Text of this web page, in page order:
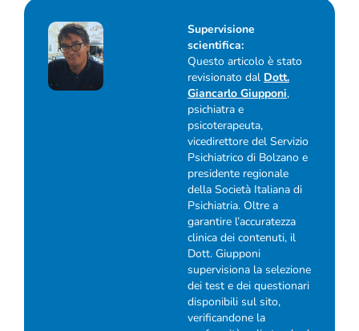
Supervisione
scientifica:
Questo articolo è stato
revisionato dal Dott.
Giancarlo Giupponi,
psichiatra e
psicoterapeuta,
vicedirettore del Servizio
Psichiatrico di Bolzano e
presidente regionale
della Società Italiana di
Psichiatria. Oltre a
garantire l’accuratezza
clinica dei contenuti, il
Dott. Giupponi
supervisiona la selezione
dei test e dei questionari
disponibili sul sito,
verificandone la